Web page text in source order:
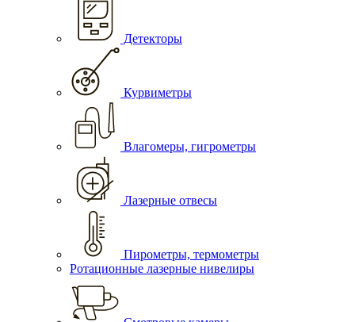
Детекторы
Курвиметры
Влагомеры, гигрометры
Лазерные отвесы
Пирометры, термометры
Ротационные лазерные нивелиры